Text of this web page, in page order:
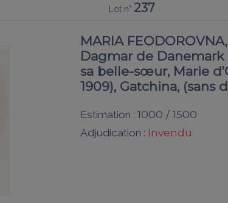
Lot n° 237
MARIA
Dagmar de Danemark
sa belle-sœur, Marie
1909), Gatchina, (sans
Estimation : 1000 / 1500
Adjudication : Invendu